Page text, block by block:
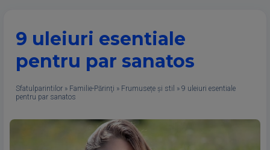
9 uleiuri esentiale
pentru par sanatos
Sfatulparintilor » Familie-Părinţi » Frumusețe și stil » 9 uleiuri esentiale
pentru par sanatos